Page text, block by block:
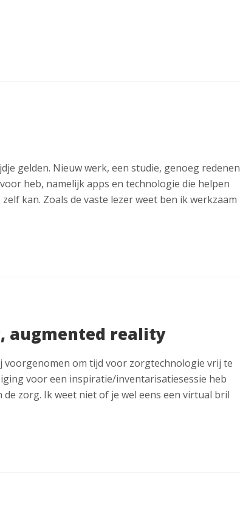
gelden. Nieuw werk, een studie, genoeg redenen
heb, namelijk apps en technologie die helpen
kan. Zoals de vaste lezer weet ben ik werkzaam
augmented reality
voorgenomen om tijd voor zorgtechnologie vrij te
voor een inspiratie/inventarisatiesessie heb
zorg. Ik weet niet of je wel eens een virtual bril